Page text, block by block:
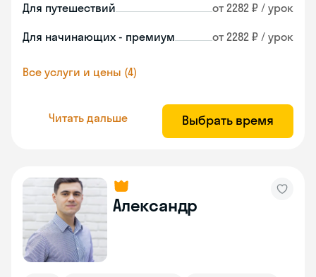
Для путешествий от 2282 ₽ / урок
Для начинающих - премиум от 2282 ₽ / урок
Все услуги и цены (4)
Читать дальше Выбрать время
Александр